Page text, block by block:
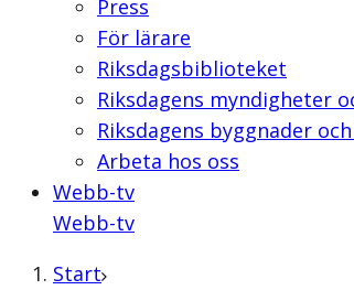
Press
För lärare
Riksdagsbiblioteket
Riksdagens myndigheter
Riksdagens byggnader
Arbeta hos oss
Webb-tv
Webb-tv
Start